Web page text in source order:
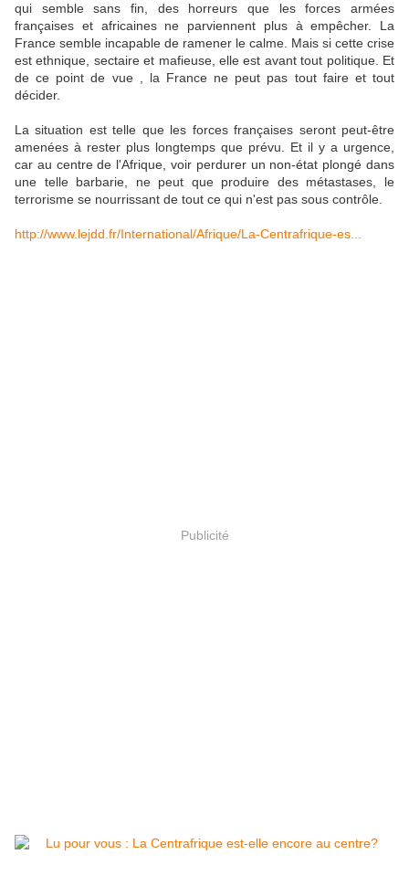
qui semble sans fin, des horreurs que les forces armées
françaises et africaines ne parviennent plus à empêcher. La
France semble incapable de ramener le calme. Mais si cette crise
est ethnique, sectaire et mafieuse, elle est avant tout politique. Et
de ce point de vue , la France ne peut pas tout faire et tout
décider.
La situation est telle que les forces françaises seront peut-être
amenées à rester plus longtemps que prévu. Et il y a urgence,
car au centre de l'Afrique, voir perdurer un non-état plongé dans
une telle barbarie, ne peut que produire des métastases, le
terrorisme se nourrissant de tout ce qui n'est pas sous contrôle.
http://www.lejdd.fr/International/Afrique/La-Centrafrique-es...
Publicité